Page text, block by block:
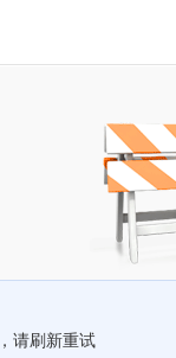
请刷新重试